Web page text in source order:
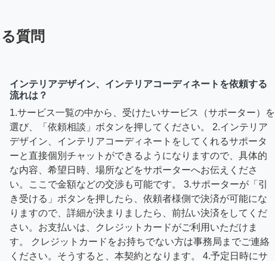
質問
インテリアデザイン、インテリアコーディネートを依頼する
流れは？
1.サービス一覧の中から、受けたいサービス（サポーター）を
選び、「依頼相談」ボタンを押してください。 2.インテリア
デザイン、インテリアコーディネートをしてくれるサポータ
ーと直接個別チャットができるようになりますので、具体的
な内容、希望日時、場所などをサポーターへお伝えくださ
い。ここで金額などの交渉も可能です。 3.サポーターが「引
き受ける」ボタンを押したら、依頼者様側で決済が可能にな
りますので、詳細が決まりましたら、前払い決済をしてくだ
さい。お支払いは、クレジットカードがご利用いただけま
す。 クレジットカードをお持ちでない方は事務局までご連絡
ください。そうすると、本契約となります。 4.予定日時にサ